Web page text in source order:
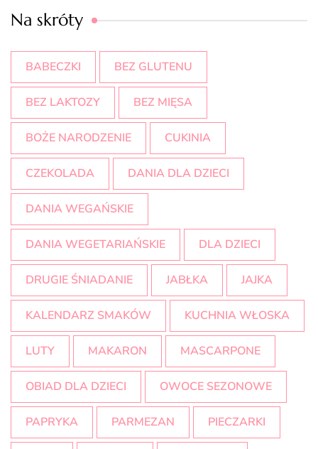
Na skróty
BABECZKI BEZ GLUTENU
BEZ LAKTOZY BEZ MIĘSA
BOŻE NARODZENIE CUKINIA
CZEKOLADA DANIA DLA DZIECI
DANIA WEGAŃSKIE
DANIA WEGETARIAŃSKIE DLA DZIECI
DRUGIE ŚNIADANIE JABŁKA JAJKA
KALENDARZ SMAKÓW KUCHNIA WŁOSKA
LUTY MAKARON MASCARPONE
OBIAD DLA DZIECI OWOCE SEZONOWE
PAPRYKA PARMEZAN PIECZARKI